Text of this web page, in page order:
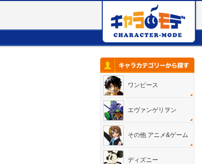
ワンピース
エヴァンゲリヲン
その他 アニメ&ゲーム
ディズニー